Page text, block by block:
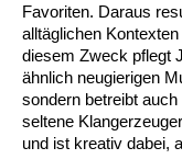
Favoriten. Daraus
alltäglichen
diesem Zweck pflegt
ähnlich neugierigen
sondern betreibt
seltene
und ist kreativ dabei,